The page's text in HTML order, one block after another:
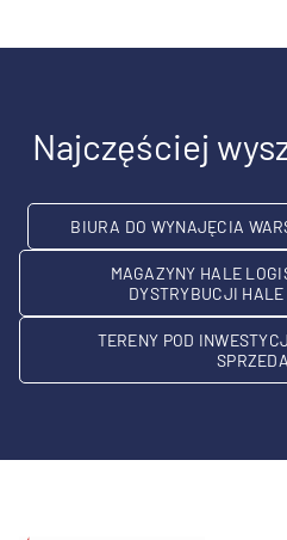
Najczęściej
BIURA DO WYNAJĘCIA
MAGAZYNY HALE
DYSTRYBUCJI
TERENY POD